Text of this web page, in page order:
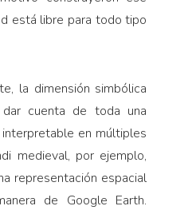
está libre para todo tipo
la dimensión simbólica
cuenta de toda una
en múltiples
medieval, por ejemplo,
representación espacial
de Google Earth.